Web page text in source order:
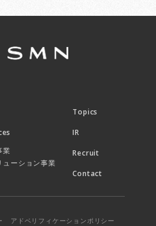
業
ューション事業
Topics
IR
Recruit
Contact
アドベリフィケーションポリシー